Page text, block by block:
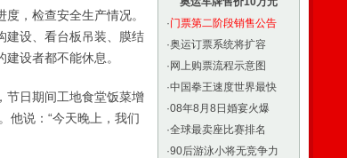
，检查安全生产情况。
建设、看台板吊装、膜结
设者都不能休息。
日期间工地食堂饭菜增
他说：“今天晚上，我们
·门票第二阶段销售公告
·奥运订票系统将扩容
· 网上购票流程示意图
·中国拳王速度世界最快
·08年8月8日婚宴火爆
·全球最卖座比赛排名
·90后游泳小将无竞争力